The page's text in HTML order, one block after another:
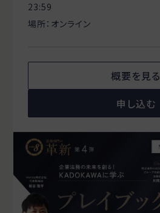
23:59
場所：オンライン
概要を見る
申し込む